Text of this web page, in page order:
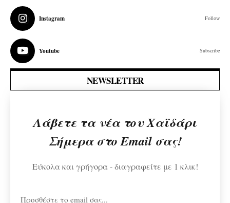
Instagram Follow
Youtube Subscribe
NEWSLETTER
Λάβετε τα νέα του Χαϊδάρι
Σήμερα στο Email σας!
Εύκολα και γρήγορα - διαγραφείτε με 1 κλικ!
Προσθέστε το email σας...